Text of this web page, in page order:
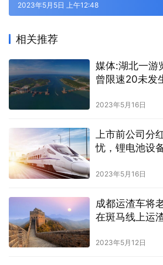
2023年5月5日 上午12:48
相关推荐
媒体:湖北一游
曾限速20未发
2023年5月16日
上市前公司分
忧，锂电池设
2023年5月16日
成都运渣车将
在斑马线上运
2023年5月12日